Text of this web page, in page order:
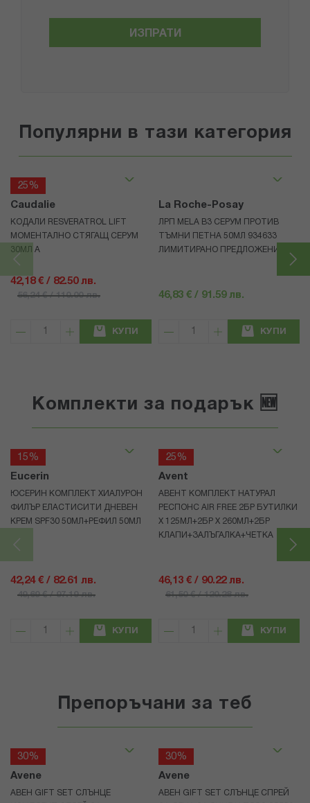
ИЗПРАТИ
Популярни в тази категория
25%
Caudalie
КОДАЛИ RESVERATROL LIFT
МОМЕНТАЛНО СТЯГАЩ СЕРУМ
30МЛ А
42,18 € / 82.50 лв.
56,24 € / 110.00 лв.
КУПИ
La Roche-Posay
ЛРП MELA B3 СЕРУМ ПРОТИВ
ТЪМНИ ПЕТНА 50МЛ 934633
ЛИМИТИРАНO ПРЕДЛОЖЕНИЕ
46,83 € / 91.59 лв.
КУПИ
Комплекти за подарък 🆕
15%
Eucerin
ЮСЕРИН КОМПЛЕКТ ХИАЛУРОН
ФИЛЪР ЕЛАСТИСИТИ ДНЕВЕН
КРЕМ SPF30 50МЛ+РЕФИЛ 50МЛ
42,24 € / 82.61 лв.
49,69 € / 97.19 лв.
КУПИ
25%
Avent
АВЕНТ КОМПЛЕКТ НАТУРАЛ
РЕСПОНС AIR FREE 2БР БУТИЛКИ
Х 125МЛ+2БР Х 260МЛ+2БР
КЛАПИ+ЗАЛЪГАЛКА+ЧЕТКА
46,13 € / 90.22 лв.
61,50 € / 120.28 лв.
КУПИ
Препоръчани за теб
30%
Avene
АВЕН GIFT SET СЛЪНЦЕ
30%
Avene
АВЕН GIFT SET СЛЪНЦЕ СПРЕЙ